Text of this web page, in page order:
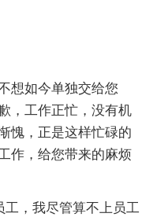
想如今单独交给您
，工作正忙，没有机
愧，正是这样忙碌的
作，给您带来的麻烦
工，我尽管算不上员工